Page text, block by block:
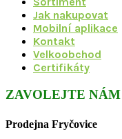
Jak nakupovat
Mobilní aplikace
Kontakt
Velkoobchod
Certifikáty
ZAVOLEJTE NÁM
Prodejna Fryčovice